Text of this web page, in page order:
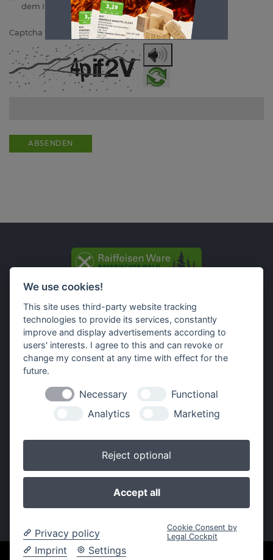
dem Inhalt einverstanden.*
Captcha *
ABSENDEN
Impressum Datenschutz Widerruf-Formular
Cookie-Einstellungen ändern
Raiffeisen Waren GmbH Bayerischer Wald
Unsere Gesellschafterinnen
We use cookies!
This site uses third-party website tracking
technologies to provide its services, constantly
improve and display advertisements according to
users' interests. I agree to this and can revoke or
change my consent at any time with effect for the
future.
Necessary
Functional
Analytics
Marketing
Reject optional
Accept all
Privacy policy
Imprint
Settings
Cookie Consent by
Legal Cockpit